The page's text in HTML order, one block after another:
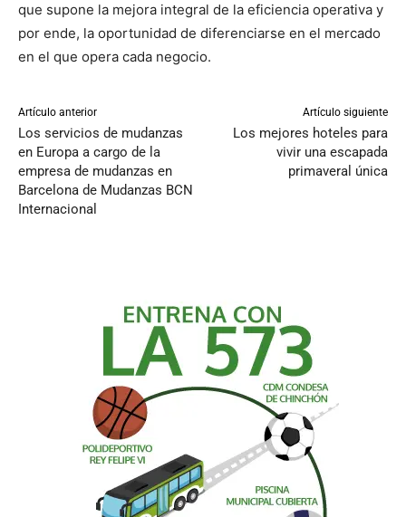
que supone la mejora integral de la eficiencia operativa y
por ende, la oportunidad de diferenciarse en el mercado
en el que opera cada negocio.
Artículo anterior
Los servicios de mudanzas
en Europa a cargo de la
empresa de mudanzas en
Barcelona de Mudanzas BCN
Internacional
Artículo siguiente
Los mejores hoteles para
vivir una escapada
primaveral única